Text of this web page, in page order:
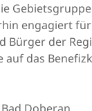
engagiert
Bürger der
auf das